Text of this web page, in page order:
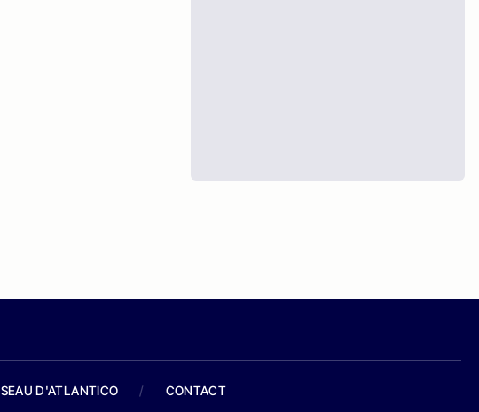
D'ATLANTICO / CONTACT